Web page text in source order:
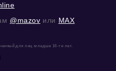
@mazov или MAX
для лиц младше 16-ти лет.